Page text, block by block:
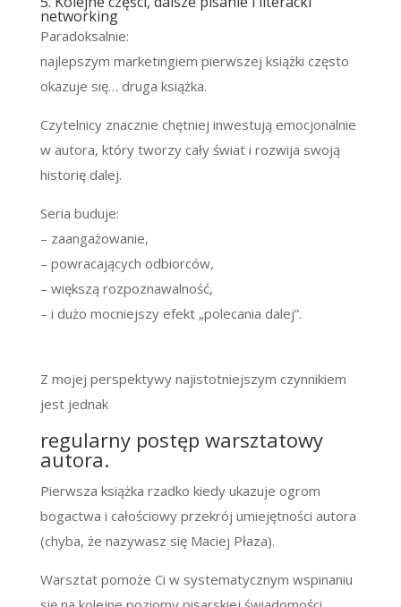
networking
Paradoksalnie:
najlepszym marketingiem pierwszej książki często
okazuje się… druga książka.
Czytelnicy znacznie chętniej inwestują emocjonalnie
w autora, który tworzy cały świat i rozwija swoją
historię dalej.
Seria buduje:
– zaangażowanie,
– powracających odbiorców,
– większą rozpoznawalność,
– i dużo mocniejszy efekt „polecania dalej”.
Z mojej perspektywy najistotniejszym czynnikiem
jest jednak
regularny postęp warsztatowy
autora.
Pierwsza książka rzadko kiedy ukazuje ogrom
bogactwa i całościowy przekrój umiejętności autora
(chyba, że nazywasz się Maciej Płaza).
Warsztat pomoże Ci w systematycznym wspinaniu